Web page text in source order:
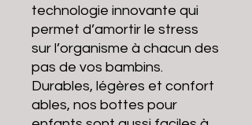
technologie innovante qui
permet d’amortir le stress
sur l’organisme à chacun des
pas de vos bambins.
Durables, légères et confort
ables, nos bottes pour